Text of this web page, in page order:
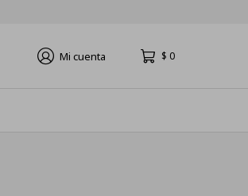
$ 0